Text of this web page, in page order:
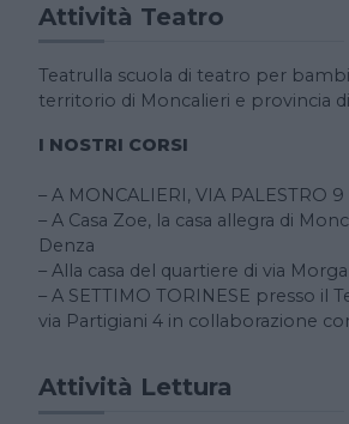
Attività Teatro
Teatrulla scuola di teatro per
territorio di Moncalieri e provincia
I NOSTRI CORSI
– A MONCALIERI, VIA PALESTRO 9
– A Casa Zoe, la casa allegra di
Denza
– Alla casa del quartiere di via
– A SETTIMO TORINESE presso il
via Partigiani 4 in collaborazione
Attività Lettura